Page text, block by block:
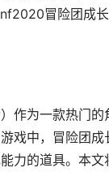
冒险团成
作为一款热门的
戏中，冒险团
力的道具。本文